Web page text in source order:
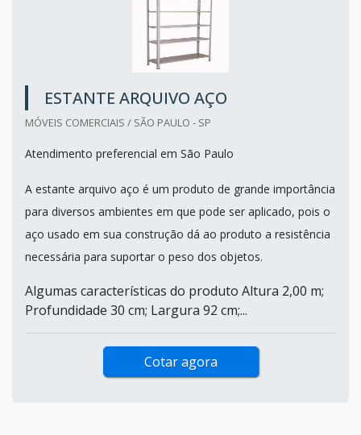
ESTANTE ARQUIVO AÇO
MÓVEIS COMERCIAIS / SÃO PAULO - SP
Atendimento preferencial em São Paulo
A estante arquivo aço é um produto de grande importância
para diversos ambientes em que pode ser aplicado, pois o
aço usado em sua construção dá ao produto a resistência
necessária para suportar o peso dos objetos.
Algumas características do produto Altura 2,00 m;
Profundidade 30 cm; Largura 92 cm;...
Cotar agora